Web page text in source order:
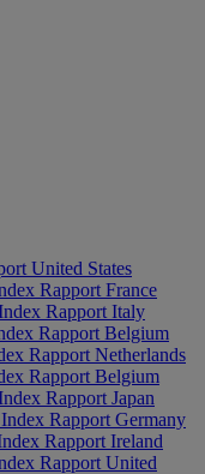
United States
France
Italy
Belgium
Netherlands
Belgium
Japan
Germany
Ireland
United